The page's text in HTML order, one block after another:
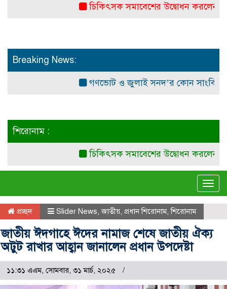
চিকিৎসক সমাবেশের উদ্বোধন করলেন
Breaking News:
গণভোট ও জুলাই সনদ’র কোন সাংবিধানিক ও
শিরোনাম :
চিকিৎসক সমাবেশের উদ্বোধন করলেন
প্রচ্ছদ Slider News,জাতীয়, প্রধান শিরোনাম,শিরোনাম
জাতীয় ঈদগাহে ঈদের নামাজ শেষে জাতীয় ঐক্য
অটুট রাখার আহ্বান জানালেন প্রধান ‍উপদেষ্টা
১১:৩১ এএম, সোমবার, ৩১ মার্চ, ২০২৫